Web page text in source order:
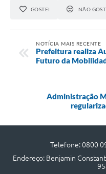
GOSTEI NÃO
NOTÍCIA MAIS RECENTE
Prefeitura realiza
Futuro da
Administração
Telefone: 0800
Endereço: Benjamin